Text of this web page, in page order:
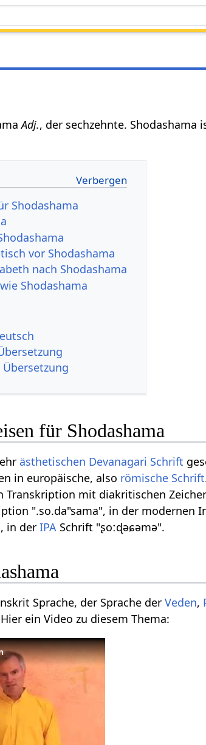
Adj., der sechzehnte. Shodashama
Shodashama
vor Shodashama
nach Shodashama
Shodashama
für Shodashama
ästhetischen Devanagari Schrift
in europäische, also römische Schrift
Transkription mit diakritischen
".so.da"sama", in der modernen
in derIPA Schrift "ʂoːɖəɕəmə".
Sprache, der Sprache derVeden,
ein Video zu diesem Thema: